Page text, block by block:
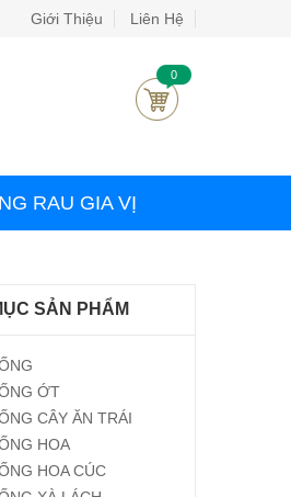
Giới Thiệu Liên Hệ
0
RAU GIA VỊ
SẢN PHẨM
ỚT
CÂY ĂN TRÁI
HOA
HOA CÚC